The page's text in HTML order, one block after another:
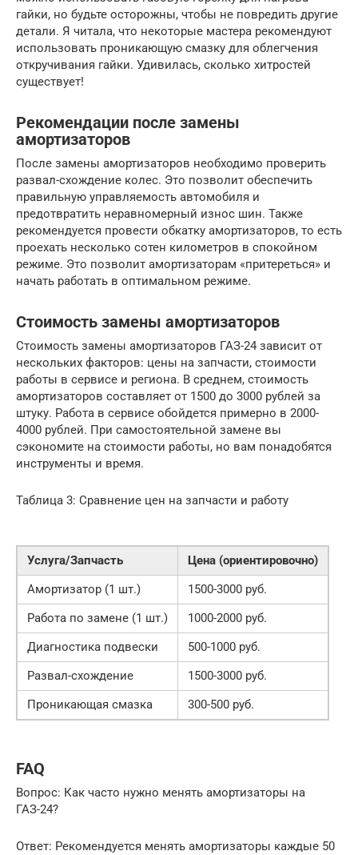
гайки, но будьте осторожны, чтобы не повредить другие
детали. Я читала, что некоторые мастера рекомендуют
использовать проникающую смазку для облегчения
откручивания гайки. Удивилась, сколько хитростей
существует!
Рекомендации после замены
амортизаторов
После замены амортизаторов необходимо проверить
развал-схождение колес. Это позволит обеспечить
правильную управляемость автомобиля и
предотвратить неравномерный износ шин. Также
рекомендуется провести обкатку амортизаторов, то есть
проехать несколько сотен километров в спокойном
режиме. Это позволит амортизаторам «притереться» и
начать работать в оптимальном режиме.
Стоимость замены амортизаторов
Стоимость замены амортизаторов ГАЗ-24 зависит от
нескольких факторов: цены на запчасти, стоимости
работы в сервисе и региона. В среднем, стоимость
амортизаторов составляет от 1500 до 3000 рублей за
штуку. Работа в сервисе обойдется примерно в 2000-
4000 рублей. При самостоятельной замене вы
сэкономите на стоимости работы, но вам понадобятся
инструменты и время.
Таблица 3: Сравнение цен на запчасти и работу
Услуга/Запчасть
Цена (ориентировочно)
Амортизатор (1 шт.)
1500-3000 руб.
Работа по замене (1 шт.)
1000-2000 руб.
Диагностика подвески
500-1000 руб.
Развал-схождение
1500-3000 руб.
Проникающая смазка
300-500 руб.
FAQ
Вопрос: Как часто нужно менять амортизаторы на
ГАЗ-24?
Ответ: Рекомендуется менять амортизаторы каждые 50